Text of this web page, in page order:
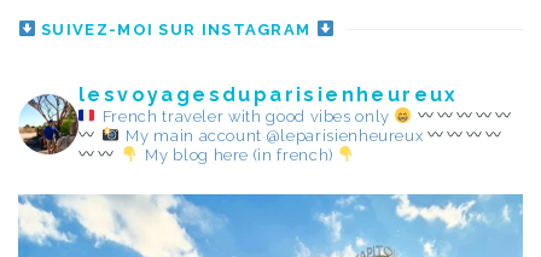
SUIVEZ-MOI SUR INSTAGRAM
lesvoyagesduparisienheureux
French traveler with good vibes only
My main account @leparisienheureux
My blog here (in french)